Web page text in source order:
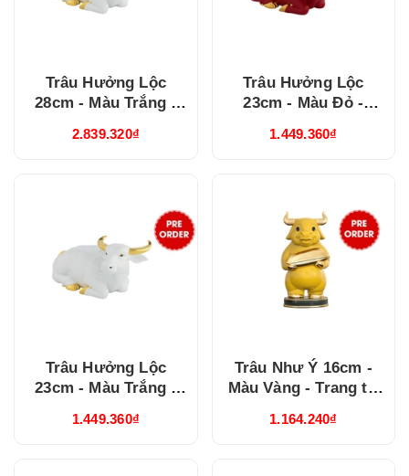
Trâu Hưởng Lộc
28cm - Màu Trắng -
(00601301V)
2.839.320₫
Trâu Hưởng Lộc
23cm - Màu Đỏ -
(00601101DOV)
1.449.360₫
Trâu Hưởng Lộc
23cm - Màu Trắng -
(00601101V)
1.449.360₫
Trâu Như Ý 16cm -
Màu Vàng - Trang trí
(00601603VAV)
1.164.240₫